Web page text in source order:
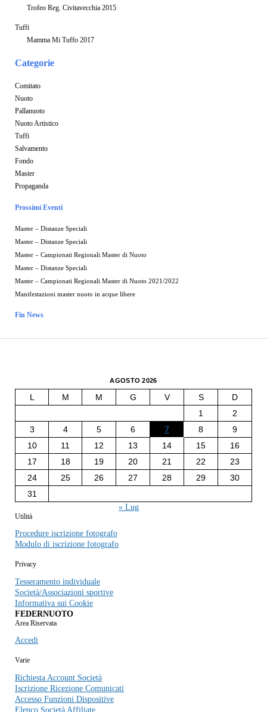
Trofeo Reg. Civitavecchia 2015
Tuffi
Mamma Mi Tuffo 2017
Categorie
Comitato
Nuoto
Pallanuoto
Nuoto Artistico
Tuffi
Salvamento
Fondo
Master
Propaganda
Prossimi Eventi
Master – Distanze Speciali
Master – Distanze Speciali
Master – Campionati Regionali Master di Nuoto
Master – Distanze Speciali
Master – Campionati Regionali Master di Nuoto 2021/2022
Manifestazioni master nuoto in acque libere
Fin News
AGOSTO 2026
L M M G V S
D
1
2
3
4 5 6 7 8
9
10
11 12 13 14 15
16
17
18 19 20 21 22
23
24
25 26 27 28 29
30
31
« Lug
Utilità
Procedure iscrizione fotografo
Modulo di iscrizione fotografo
Privacy
Tesseramento individuale
Società/Associazioni sportive
Informativa sui Cookie
FEDERNUOTO
Area Riservata
Accedi
Varie
Richiesta Account Società
Iscrizione Ricezione Comunicati
Accesso Funzioni Dispositive
Elenco Società Affiliate